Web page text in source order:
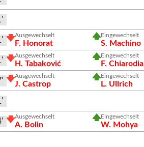
Ausgewechselt
F. Honorat
Eingewechselt
S. Machino
Ausgewechselt
H. Tabaković
Eingewechselt
F. Chiarodia
Ausgewechselt
J. Castrop
Eingewechselt
L. Ullrich
Ausgewechselt
A. Bolin
Eingewechselt
W. Mohya